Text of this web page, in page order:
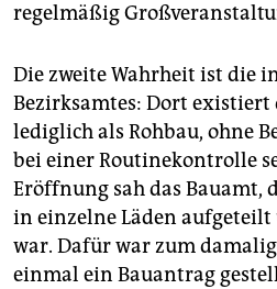
regelmäßig
Die zweite Wahrheit ist die
Bezirksamtes: Dort existiert
lediglich als Rohbau, ohne
bei einer Routinekontrolle
Eröffnung sah das Bauamt,
in einzelne Läden
war. Dafür war zum
einmal ein Bauantrag